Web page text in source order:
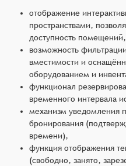
отображение
пространствами,
доступность помещений,
возможность
вместимости и
оборудованием и
функционал
временного интервала
механизм уведомления
бронирования
времени),
функция отображения
(свободно, занято,